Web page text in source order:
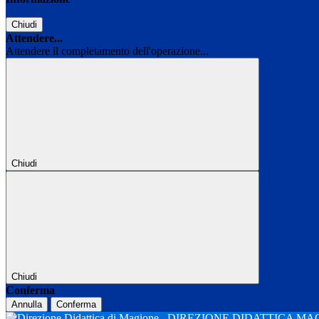
Chiudi
Attendere...
Attendere il completamento dell'operazione...
Chiudi
Chiudi
Conferma
Annulla Conferma